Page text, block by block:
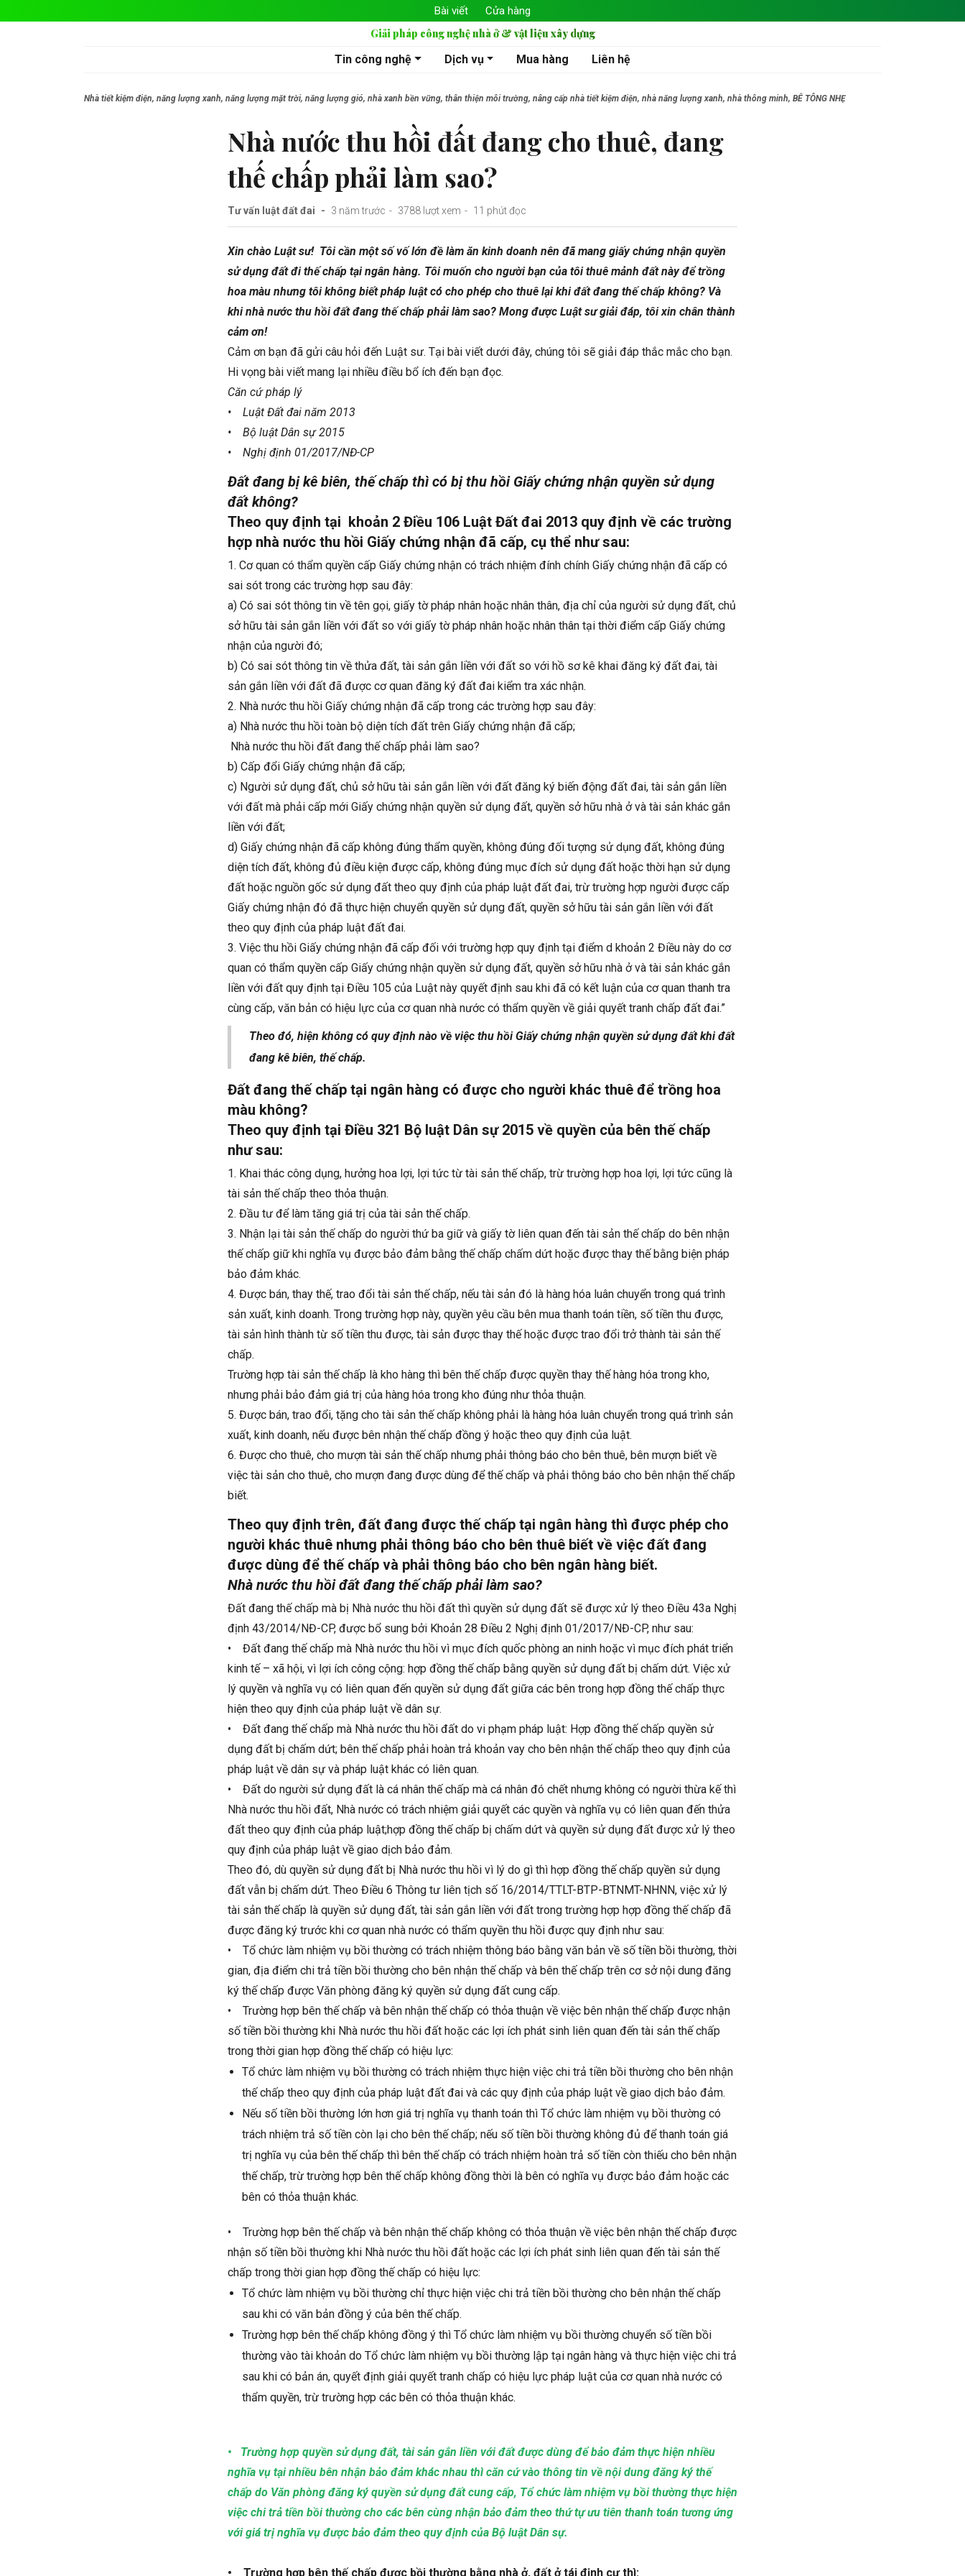
Bài viết Cửa hàng
Giải pháp công nghệ nhà ở & vật liệu xây dựng
Tin công nghệ
Dịch vụ Mua hàng Liên hệ
Nhà tiết kiệm điện, năng lượng xanh, năng lượng mặt trời, năng lượng gió, nhà xanh bền vững, thân thiện môi trường, nâng cấp nhà tiết kiệm điện, nhà năng lượng xanh, nhà thông minh, BÊ TÔNG NHẸ
Nhà nước thu hồi đất đang cho thuê, đang
thế chấp phải làm sao?
Tư vấn luật đất đai 3 năm trước 3788 lượt xem 11 phút đọc
Xin chào Luật sư! Tôi cần một số vố lớn đề làm ăn kinh doanh nên đã mang giấy chứng nhận quyền
sử dụng đất đi thế chấp tại ngân hàng. Tôi muốn cho người bạn của tôi thuê mảnh đất này để trồng
hoa màu nhưng tôi không biết pháp luật có cho phép cho thuê lại khi đất đang thế chấp không? Và
khi nhà nước thu hồi đất đang thế chấp phải làm sao? Mong được Luật sư giải đáp, tôi xin chân thành
cảm ơn!
Cảm ơn bạn đã gửi câu hỏi đến Luật sư. Tại bài viết dưới đây, chúng tôi sẽ giải đáp thắc mắc cho bạn.
Hi vọng bài viết mang lại nhiều điều bổ ích đến bạn đọc.
Căn cứ pháp lý
• Luật Đất đai năm 2013
• Bộ luật Dân sự 2015
• Nghị định 01/2017/NĐ-CP
Đất đang bị kê biên, thế chấp thì có bị thu hồi Giấy chứng nhận quyền sử dụng
đất không?
Theo quy định tại khoản 2 Điều 106 Luật Đất đai 2013 quy định về các trường
hợp nhà nước thu hồi Giấy chứng nhận đã cấp, cụ thể như sau:
1. Cơ quan có thẩm quyền cấp Giấy chứng nhận có trách nhiệm đính chính Giấy chứng nhận đã cấp có
sai sót trong các trường hợp sau đây:
a) Có sai sót thông tin về tên gọi, giấy tờ pháp nhân hoặc nhân thân, địa chỉ của người sử dụng đất, chủ
sở hữu tài sản gắn liền với đất so với giấy tờ pháp nhân hoặc nhân thân tại thời điểm cấp Giấy chứng
nhận của người đó;
b) Có sai sót thông tin về thửa đất, tài sản gắn liền với đất so với hồ sơ kê khai đăng ký đất đai, tài
sản gắn liền với đất đã được cơ quan đăng ký đất đai kiểm tra xác nhận.
2. Nhà nước thu hồi Giấy chứng nhận đã cấp trong các trường hợp sau đây:
a) Nhà nước thu hồi toàn bộ diện tích đất trên Giấy chứng nhận đã cấp;
Nhà nước thu hồi đất đang thế chấp phải làm sao?
b) Cấp đổi Giấy chứng nhận đã cấp;
c) Người sử dụng đất, chủ sở hữu tài sản gắn liền với đất đăng ký biến động đất đai, tài sản gắn liền
với đất mà phải cấp mới Giấy chứng nhận quyền sử dụng đất, quyền sở hữu nhà ở và tài sản khác gắn
liền với đất;
d) Giấy chứng nhận đã cấp không đúng thẩm quyền, không đúng đối tượng sử dụng đất, không đúng
diện tích đất, không đủ điều kiện được cấp, không đúng mục đích sử dụng đất hoặc thời hạn sử dụng
đất hoặc nguồn gốc sử dụng đất theo quy định của pháp luật đất đai, trừ trường hợp người được cấp
Giấy chứng nhận đó đã thực hiện chuyển quyền sử dụng đất, quyền sở hữu tài sản gắn liền với đất
theo quy định của pháp luật đất đai.
3. Việc thu hồi Giấy chứng nhận đã cấp đối với trường hợp quy định tại điểm d khoản 2 Điều này do cơ
quan có thẩm quyền cấp Giấy chứng nhận quyền sử dụng đất, quyền sở hữu nhà ở và tài sản khác gắn
liền với đất quy định tại Điều 105 của Luật này quyết định sau khi đã có kết luận của cơ quan thanh tra
cùng cấp, văn bản có hiệu lực của cơ quan nhà nước có thẩm quyền về giải quyết tranh chấp đất đai.”
Theo đó, hiện không có quy định nào về việc thu hồi Giấy chứng nhận quyền sử dụng đất khi đất
đang kê biên, thế chấp.
Đất đang thế chấp tại ngân hàng có được cho người khác thuê để trồng hoa
màu không?
Theo quy định tại Điều 321 Bộ luật Dân sự 2015 về quyền của bên thế chấp
như sau:
1. Khai thác công dụng, hưởng hoa lợi, lợi tức từ tài sản thế chấp, trừ trường hợp hoa lợi, lợi tức cũng là
tài sản thế chấp theo thỏa thuận.
2. Đầu tư để làm tăng giá trị của tài sản thế chấp.
3. Nhận lại tài sản thế chấp do người thứ ba giữ và giấy tờ liên quan đến tài sản thế chấp do bên nhận
thế chấp giữ khi nghĩa vụ được bảo đảm bằng thế chấp chấm dứt hoặc được thay thế bằng biện pháp
bảo đảm khác.
4. Được bán, thay thế, trao đổi tài sản thế chấp, nếu tài sản đó là hàng hóa luân chuyển trong quá trình
sản xuất, kinh doanh. Trong trường hợp này, quyền yêu cầu bên mua thanh toán tiền, số tiền thu được,
tài sản hình thành từ số tiền thu được, tài sản được thay thế hoặc được trao đổi trở thành tài sản thế
chấp.
Trường hợp tài sản thế chấp là kho hàng thì bên thế chấp được quyền thay thế hàng hóa trong kho,
nhưng phải bảo đảm giá trị của hàng hóa trong kho đúng như thỏa thuận.
5. Được bán, trao đổi, tặng cho tài sản thế chấp không phải là hàng hóa luân chuyển trong quá trình sản
xuất, kinh doanh, nếu được bên nhận thế chấp đồng ý hoặc theo quy định của luật.
6. Được cho thuê, cho mượn tài sản thế chấp nhưng phải thông báo cho bên thuê, bên mượn biết về
việc tài sản cho thuê, cho mượn đang được dùng để thế chấp và phải thông báo cho bên nhận thế chấp
biết.
Theo quy định trên, đất đang được thế chấp tại ngân hàng thì được phép cho
người khác thuê nhưng phải thông báo cho bên thuê biết về việc đất đang
được dùng để thế chấp và phải thông báo cho bên ngân hàng biết.
Nhà nước thu hồi đất đang thế chấp phải làm sao?
Đất đang thế chấp mà bị Nhà nước thu hồi đất thì quyền sử dụng đất sẽ được xử lý theo Điều 43a Nghị
định 43/2014/NĐ-CP, được bổ sung bởi Khoản 28 Điều 2 Nghị định 01/2017/NĐ-CP, như sau:
• Đất đang thế chấp mà Nhà nước thu hồi vì mục đích quốc phòng an ninh hoặc vì mục đích phát triển
kinh tế – xã hội, vì lợi ích công cộng: hợp đồng thế chấp bằng quyền sử dụng đất bị chấm dứt. Việc xử
lý quyền và nghĩa vụ có liên quan đến quyền sử dụng đất giữa các bên trong hợp đồng thế chấp thực
hiện theo quy định của pháp luật về dân sự.
• Đất đang thế chấp mà Nhà nước thu hồi đất do vi phạm pháp luật: Hợp đồng thế chấp quyền sử
dụng đất bị chấm dứt; bên thế chấp phải hoàn trả khoản vay cho bên nhận thế chấp theo quy định của
pháp luật về dân sự và pháp luật khác có liên quan.
• Đất do người sử dụng đất là cá nhân thế chấp mà cá nhân đó chết nhưng không có người thừa kế thì
Nhà nước thu hồi đất, Nhà nước có trách nhiệm giải quyết các quyền và nghĩa vụ có liên quan đến thửa
đất theo quy định của pháp luật;hợp đồng thế chấp bị chấm dứt và quyền sử dụng đất được xử lý theo
quy định của pháp luật về giao dịch bảo đảm.
Theo đó, dù quyền sử dụng đất bị Nhà nước thu hồi vì lý do gì thì hợp đồng thế chấp quyền sử dụng
đất vẫn bị chấm dứt. Theo Điều 6 Thông tư liên tịch số 16/2014/TTLT-BTP-BTNMT-NHNN, việc xử lý
tài sản thế chấp là quyền sử dụng đất, tài sản gắn liền với đất trong trường hợp hợp đồng thế chấp đã
được đăng ký trước khi cơ quan nhà nước có thẩm quyền thu hồi được quy định như sau:
• Tổ chức làm nhiệm vụ bồi thường có trách nhiệm thông báo bằng văn bản về số tiền bồi thường, thời
gian, địa điểm chi trả tiền bồi thường cho bên nhận thế chấp và bên thế chấp trên cơ sở nội dung đăng
ký thế chấp được Văn phòng đăng ký quyền sử dụng đất cung cấp.
• Trường hợp bên thế chấp và bên nhận thế chấp có thỏa thuận về việc bên nhận thế chấp được nhận
số tiền bồi thường khi Nhà nước thu hồi đất hoặc các lợi ích phát sinh liên quan đến tài sản thế chấp
trong thời gian hợp đồng thế chấp có hiệu lực:
Tổ chức làm nhiệm vụ bồi thường có trách nhiệm thực hiện việc chi trả tiền bồi thường cho bên nhận
thế chấp theo quy định của pháp luật đất đai và các quy định của pháp luật về giao dịch bảo đảm.
Nếu số tiền bồi thường lớn hơn giá trị nghĩa vụ thanh toán thì Tổ chức làm nhiệm vụ bồi thường có
trách nhiệm trả số tiền còn lại cho bên thế chấp; nếu số tiền bồi thường không đủ để thanh toán giá
trị nghĩa vụ của bên thế chấp thì bên thế chấp có trách nhiệm hoàn trả số tiền còn thiếu cho bên nhận
thế chấp, trừ trường hợp bên thế chấp không đồng thời là bên có nghĩa vụ được bảo đảm hoặc các
bên có thỏa thuận khác.
• Trường hợp bên thế chấp và bên nhận thế chấp không có thỏa thuận về việc bên nhận thế chấp được
nhận số tiền bồi thường khi Nhà nước thu hồi đất hoặc các lợi ích phát sinh liên quan đến tài sản thế
chấp trong thời gian hợp đồng thế chấp có hiệu lực:
Tổ chức làm nhiệm vụ bồi thường chỉ thực hiện việc chi trả tiền bồi thường cho bên nhận thế chấp
sau khi có văn bản đồng ý của bên thế chấp.
Trường hợp bên thế chấp không đồng ý thì Tổ chức làm nhiệm vụ bồi thường chuyển số tiền bồi
thường vào tài khoản do Tổ chức làm nhiệm vụ bồi thường lập tại ngân hàng và thực hiện việc chi trả
sau khi có bản án, quyết định giải quyết tranh chấp có hiệu lực pháp luật của cơ quan nhà nước có
thẩm quyền, trừ trường hợp các bên có thỏa thuận khác.
• Trường hợp quyền sử dụng đất, tài sản gắn liền với đất được dùng để bảo đảm thực hiện nhiều
nghĩa vụ tại nhiều bên nhận bảo đảm khác nhau thì căn cứ vào thông tin về nội dung đăng ký thế
chấp do Văn phòng đăng ký quyền sử dụng đất cung cấp, Tổ chức làm nhiệm vụ bồi thường thực hiện
việc chi trả tiền bồi thường cho các bên cùng nhận bảo đảm theo thứ tự ưu tiên thanh toán tương ứng
với giá trị nghĩa vụ được bảo đảm theo quy định của Bộ luật Dân sự.
• Trường hợp bên thế chấp được bồi thường bằng nhà ở, đất ở tái định cư thì: